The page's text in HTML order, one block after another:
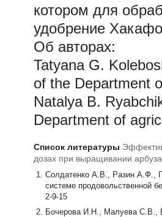
котором для
удобрение
Об авторах:
Tatyana G.
of the Department
Natalya B.
Department of
Список литературы
дозах при выращивании арбуза
Солдатенко А.В., Разин А.Ф.,
системе продовольственной
2-9-15
Бочерова И.Н., Малуева С.В.,